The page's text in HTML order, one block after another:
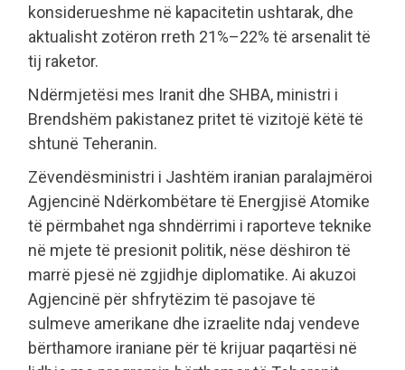
konsiderueshme në kapacitetin ushtarak, dhe
aktualisht zotëron rreth 21%–22% të arsenalit të
tij raketor.
Ndërmjetësi mes Iranit dhe SHBA, ministri i
Brendshëm pakistanez pritet të vizitojë këtë të
shtunë Teheranin.
Zëvendësministri i Jashtëm iranian paralajmëroi
Agjencinë Ndërkombëtare të Energjisë Atomike
të përmbahet nga shndërrimi i raporteve teknike
në mjete të presionit politik, nëse dëshiron të
marrë pjesë në zgjidhje diplomatike. Ai akuzoi
Agjencinë për shfrytëzim të pasojave të
sulmeve amerikane dhe izraelite ndaj vendeve
bërthamore iraniane për të krijuar paqartësi në